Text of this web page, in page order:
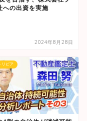
への出資を実施
2024年8月28日
リビア